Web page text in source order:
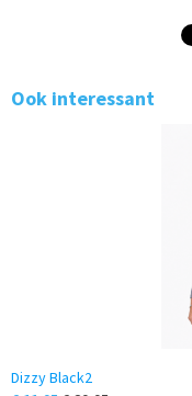
Ook interessant
Dizzy Black2